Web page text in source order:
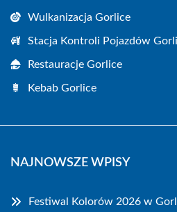
Wulkanizacja Gorlice
Stacja Kontroli Pojazdów
Restauracje Gorlice
Kebab Gorlice
NAJNOWSZE WPISY
Festiwal Kolorów 2026 w